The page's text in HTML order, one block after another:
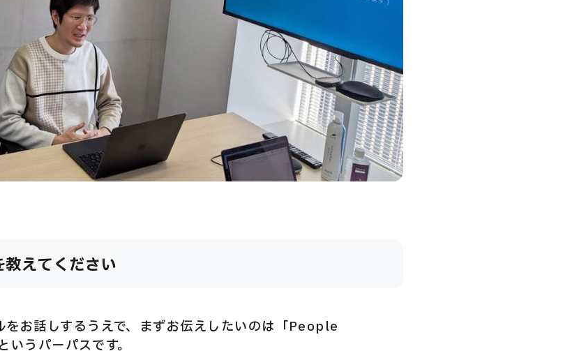
えてください
をお話しするうえで、まずお伝えしたいのは「People
うパーパスです。